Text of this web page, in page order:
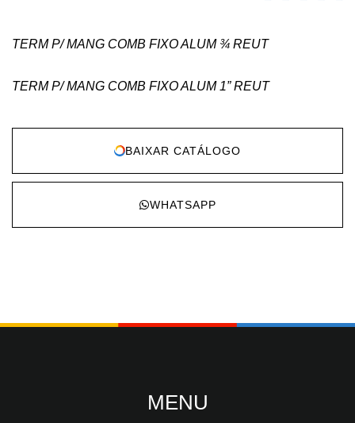
TERM P/ MANG COMB FIXO ALUM ¾ REUT
TERM P/ MANG COMB FIXO ALUM 1” REUT
BAIXAR CATÁLOGO
WHATSAPP
MENU